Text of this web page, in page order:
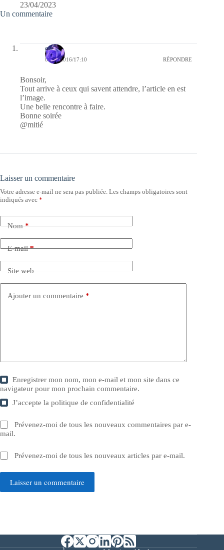
23/04/2023
Un commentaire
covix
01/06/2016/17:10 RÉPONDRE
Bonsoir,
Tout arrive à ceux qui savent attendre, l’article en est
l’image.
Une belle rencontre à faire.
Bonne soirée
@mitié
Laisser un commentaire
Votre adresse e-mail ne sera pas publiée. Les champs obligatoires sont
indiqués avec *
Nom*
E-mail*
Site web
Ajouter un commentaire *
Enregistrer mon nom, mon e-mail et mon site dans ce
navigateur pour mon prochain commentaire.
J’accepte lapolitique de confidentialité
Prévenez-moi de tous les nouveaux commentaires par e-
mail.
Prévenez-moi de tous les nouveaux articles par e-mail.
Laisser un commentaire